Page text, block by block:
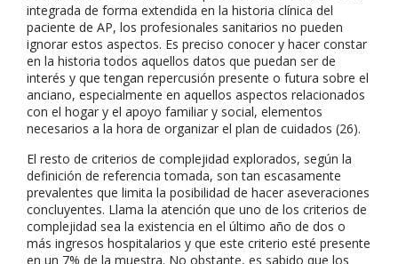
integrada de forma extendida en la historia clínica del
paciente de AP, los profesionales sanitarios no pueden
ignorar estos aspectos. Es preciso conocer y hacer constar
en la historia todos aquellos datos que puedan ser de
interés y que tengan repercusión presente o futura sobre el
anciano, especialmente en aquellos aspectos relacionados
con el hogar y el apoyo familiar y social, elementos
necesarios a la hora de organizar el plan de cuidados (26).
El resto de criterios de complejidad explorados, según la
definición de referencia tomada, son tan escasamente
prevalentes que limita la posibilidad de hacer aseveraciones
concluyentes. Llama la atención que uno de los criterios de
complejidad sea la existencia en el último año de dos o
más ingresos hospitalarios y que este criterio esté presente
en un 7% de la muestra. No obstante, es sabido que los